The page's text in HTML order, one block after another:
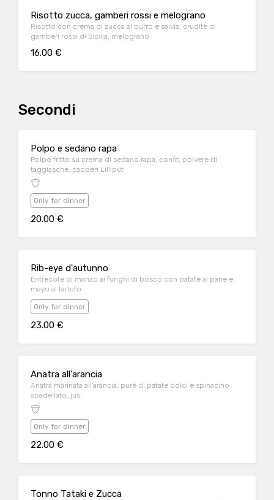
Risotto zucca, gamberi rossi e melograno
Risotto con crema di zucca al burro e salvia, cruditè di
gamberi rossi di Sicilia, melograno
16.00 €
Secondi
Polpo e sedano rapa
Polpo fritto su crema di sedano rapa, confit, polvere di
taggiasche, capperi Lilliput
Only for dinner
20.00 €
Rib-eye d'autunno
Entrecote di manzo ai funghi di bosco con patate al pane e
mayo al tartufo
Only for dinner
23.00 €
Anatra all'arancia
Anatra marinata all'arancia, purè di patate dolci e spinacino
spadellato, jus
Only for dinner
22.00 €
Tonno Tataki e Zucca